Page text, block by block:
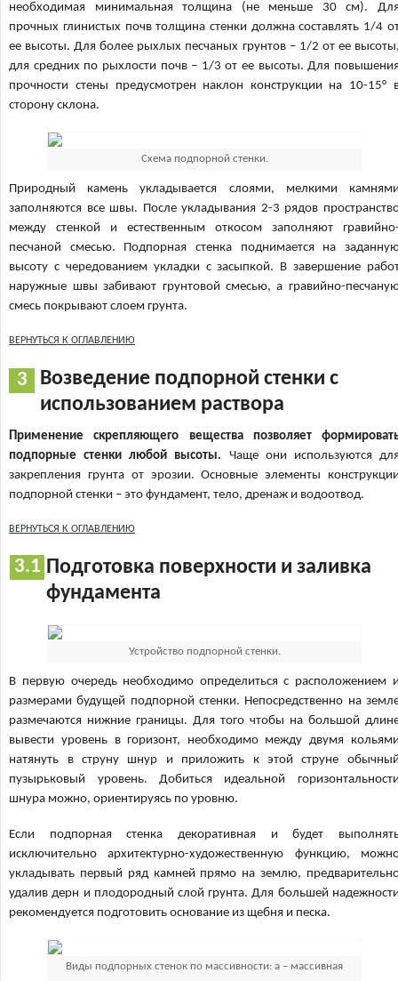
необходимая минимальная толщина (не меньше 30 см).
прочных глинистых почв толщина стенки должна составлять 1/4
ее высоты. Для более рыхлых песчаных грунтов – 1/2 от ее
для средних по рыхлости почв – 1/3 от ее высоты. Для
прочности стены предусмотрен наклон конструкции на 10-15°
сторону склона.
Схема подпорной стенки.
Природный камень укладывается слоями, мелкими
заполняются все швы. После укладывания 2-3 рядов
между стенкой и естественным откосом заполняют
песчаной смесью. Подпорная стенка поднимается на
высоту с чередованием укладки с засыпкой. В завершение
наружные швы забивают грунтовой смесью, а гравийно-
смесь покрывают слоем грунта.
ВЕРНУТЬСЯ К ОГЛАВЛЕНИЮ
Возведение подпорной стенки с
использованием раствора
Применение скрепляющего вещества позволяет
подпорные стенки любой высоты. Чаще они используются
закрепления грунта от эрозии. Основные элементы
подпорной стенки – это фундамент, тело, дренаж и водоотвод.
ВЕРНУТЬСЯ К ОГЛАВЛЕНИЮ
Подготовка поверхности и заливка
фундамента
Устройство подпорной стенки.
В первую очередь необходимо определиться с расположением
размерами будущей подпорной стенки. Непосредственно на
размечаются нижние границы. Для того чтобы на большой
вывести уровень в горизонт, необходимо между двумя
натянуть в струну шнур и приложить к этой струне
пузырьковый уровень. Добиться идеальной
шнура можно, ориентируясь по уровню.
Если подпорная стенка декоративная и будет
исключительно архитектурно-художественную функцию,
укладывать первый ряд камней прямо на землю,
удалив дерн и плодородный слой грунта. Для большей
рекомендуется подготовить основание из щебня и песка.
Виды подпорных стенок по массивности: а – массивная